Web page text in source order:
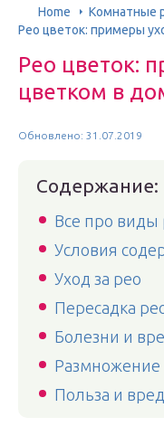
Home
Комнатные
Рео цветок: примеры
Рео цветок:
цветком в
Обновлено: 31.07.2019
Содержание:
Все про виды
Условия
Уход за рео
Пересадка
Болезни и
Размножение
Польза и